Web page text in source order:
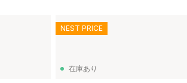
在庫あり
NEST PRICE